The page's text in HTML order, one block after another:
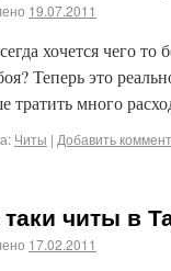
19.07.2011
хочется чего
Теперь это
тратить много
Читы | Добавить
читы в
17.02.2011